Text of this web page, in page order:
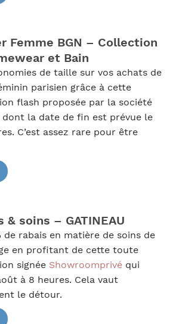
Femme BGN – Collection
et Bain
de taille sur vos achats de
parisien grâce à cette
flash proposée par la société
dont la date de fin est prévue le
C’est assez rare pour être
soins – GATINEAU
rabais en matière de soins de
en profitant de cette toute
signée Showroomprivéqui
à 8 heures. Cela vaut
le détour.